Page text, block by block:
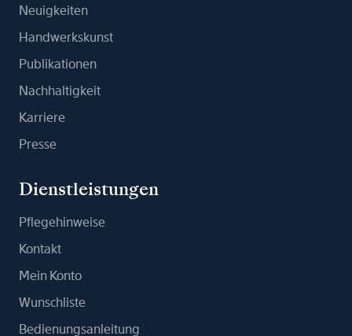
Neuigkeiten
Handwerkskunst
Publikationen
Nachhaltigkeit
Karriere
Presse
Dienstleistungen
Pflegehinweise
Kontakt
Mein Konto
Wunschliste
Bedienungsanleitung